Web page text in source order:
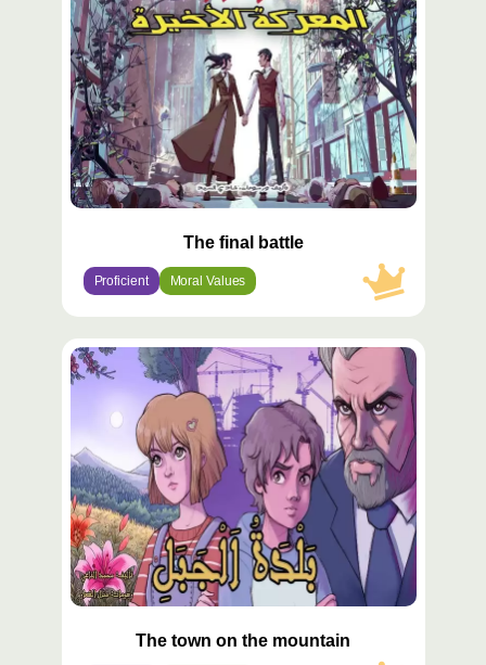
The final battle
Proficient Moral Values
محتوى
مميّز
The town on the mountain